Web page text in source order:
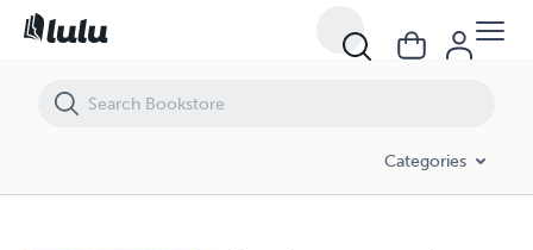
Categories
Viaggio nella Puglia preromana. Analisi delle scene figurate nella